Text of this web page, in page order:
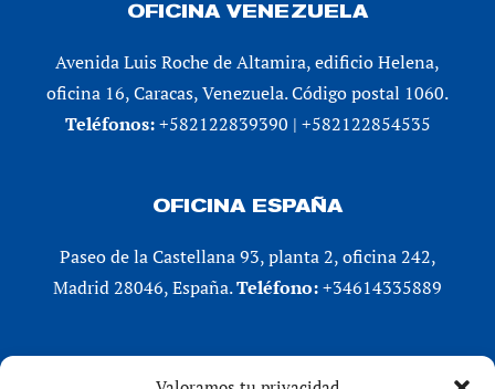
OFICINA VENEZUELA
Avenida Luis Roche de Altamira, edificio Helena,
oficina 16, Caracas, Venezuela. Código postal 1060.
Teléfonos:+582122839390 | +582122854535
OFICINA ESPAÑA
Paseo de la Castellana 93, planta 2, oficina 242,
Madrid 28046, España.Teléfono:+34614335889